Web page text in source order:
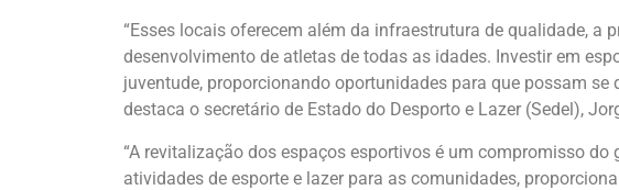
“Esses locais oferecem além da infraestrutura de qualidade, a
desenvolvimento de atletas de todas as idades. Investir em
juventude, proporcionando oportunidades para que possam se
destaca o secretário de Estado do Desporto e Lazer (Sedel),
“A revitalização dos espaços esportivos é um compromisso
atividades de esporte e lazer para as comunidades,